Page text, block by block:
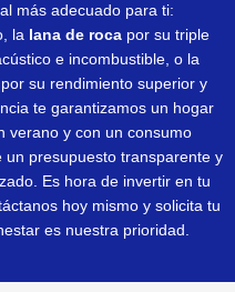
más adecuado para ti:
la lana de roca por su triple
e incombustible, o la
por su rendimiento superior y
te garantizamos un hogar
verano y con un consumo
presupuesto transparente y
Es hora de invertir en tu
hoy mismo y solicita tu
es nuestra prioridad.